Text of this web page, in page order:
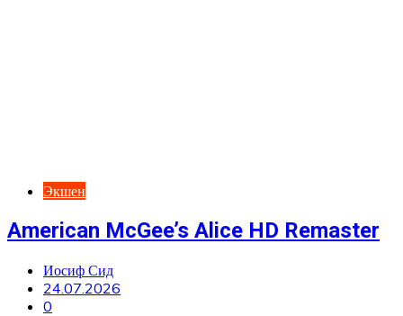
Экшен
American McGee’s Alice HD Remaster
Иосиф Сид
24.07.2026
0